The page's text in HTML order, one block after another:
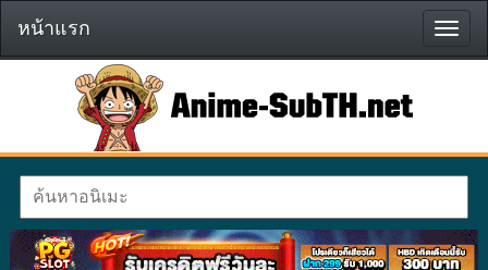
หน้า
แรก
หน้าแรก